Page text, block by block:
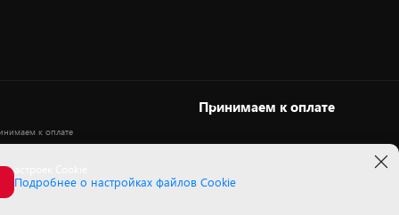
Принимаем к оплате
Cookie
Подробнее о настройках файлов Cookie